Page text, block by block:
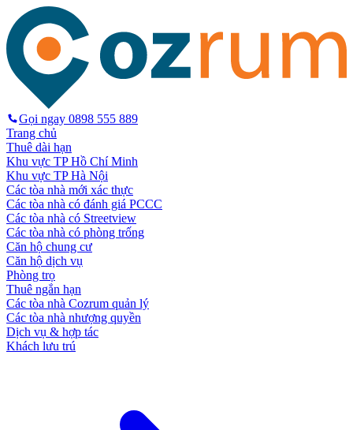
Gọi ngay 0898 555 889
Trang chủ
Thuê dài hạn
Khu vực TP Hồ Chí Minh
Khu vực TP Hà Nội
Các tòa nhà mới xác thực
Các tòa nhà có đánh giá PCCC
Các tòa nhà có Streetview
Các tòa nhà có phòng trống
Căn hộ chung cư
Căn hộ dịch vụ
Phòng trọ
Thuê ngắn hạn
Các tòa nhà Cozrum quản lý
Các tòa nhà nhượng quyền
Dịch vụ & hợp tác
Khách lưu trú